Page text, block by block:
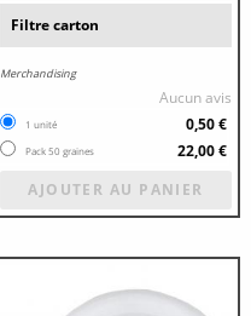
Filtre carton
Merchandising
Aucun avis
1 unité 0,50 €
Pack 50 graines
22,00 €
AJOUTER AU PANIER